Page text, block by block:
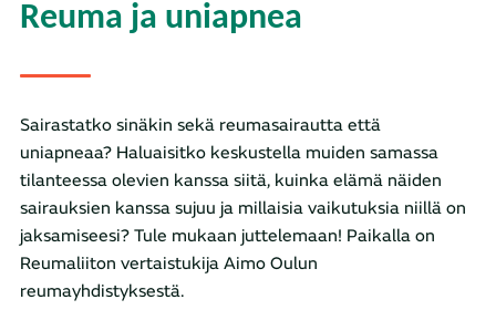
Reuma ja uniapnea
Sairastatko sinäkin sekä reumasairautta että
uniapneaa? Haluaisitko keskustella muiden samassa
tilanteessa olevien kanssa siitä, kuinka elämä näiden
sairauksien kanssa sujuu ja millaisia vaikutuksia niillä on
jaksamiseesi? Tule mukaan juttelemaan! Paikalla on
Reumaliiton vertaistukija Aimo Oulun
reumayhdistyksestä.